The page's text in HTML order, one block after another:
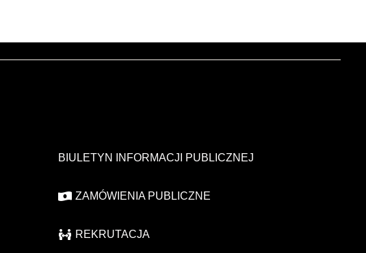
BIULETYN INFORMACJI PUBLICZNEJ
ZAMÓWIENIA PUBLICZNE
REKRUTACJA